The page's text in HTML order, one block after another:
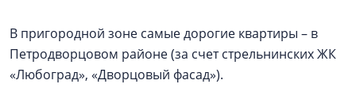
В пригородной зоне самые дорогие квартиры – в
Петродворцовом районе (за счет стрельнинских ЖК
«Любоград», «Дворцовый фасад»).